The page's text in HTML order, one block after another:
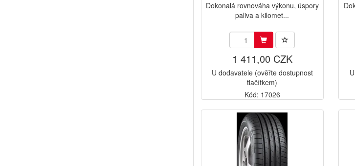
Dokonalá rovnováha výkonu, úspory
paliva a kilomet...
1 411,00 CZK
U dodavatele (ověřte dostupnost
tlačítkem)
Kód: 17026